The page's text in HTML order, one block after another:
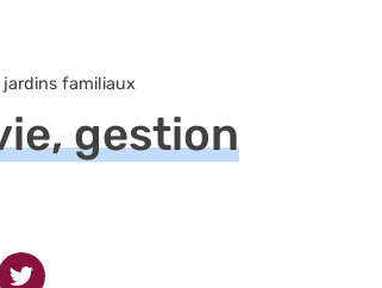
jardins familiaux
gestion